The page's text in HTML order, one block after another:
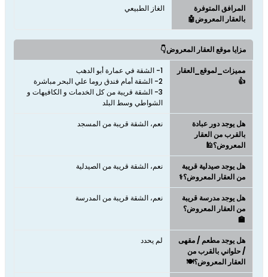
المرافق المتوفرة
بالعقار المعروض🤖
الغاز الطبيعي
مزايا موقع العقار المعروض👇
مميزات_لموقع_العقار
👍
3- الشقة قريبة من كل الخدمات و الكافيهات و
الشواطي وسط البلد
هل يوجد دور عبادة
بالقرب من العقار
المعروض؟🕌
نعم، الشقة قريبة من المسجد
هل يوجد صيدلية قريبة
من العقار المعروض؟⚕️
نعم، الشقة قريبة من الصيدلية
هل يوجد مدرسة قريبة
من العقار المعروض؟
🏫
نعم، الشقة قريبة من المدرسة
هل يوجد مطعم / مقهى
/ حلواني بالقرب من
العقار المعروض؟🍽️
لم يحدد